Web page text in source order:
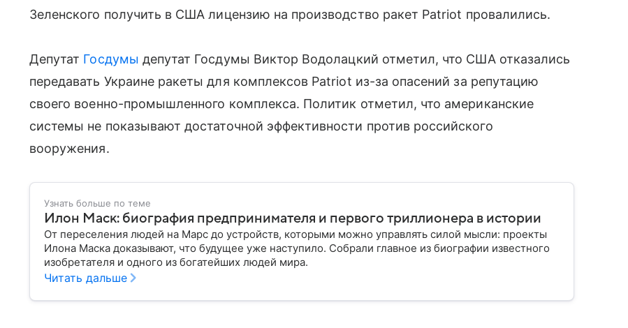
Зеленского получить в США лицензию на производство ракет Patriot провалились.
Депутат Госдумы депутат Госдумы Виктор Водолацкий отметил, что США отказались
передавать Украине ракеты для комплексов Patriot из-за опасений за репутацию
своего военно-промышленного комплекса. Политик отметил, что американские
системы не показывают достаточной эффективности против российского
вооружения.
Узнать больше по теме
Илон Маск: биография предпринимателя и первого триллионера в истории
От переселения людей на Марс до устройств, которыми можно управлять силой мысли: проекты
Илона Маска доказывают, что будущее уже наступило. Собрали главное из биографии известного
изобретателя и одного из богатейших людей мира.
Читать дальше